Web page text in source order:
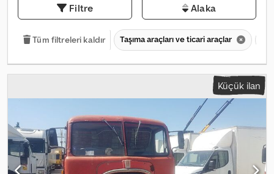
Filtre Alaka
Tüm filtreleri kaldır Taşıma araçları ve ticari araçlar
Küçük ilan